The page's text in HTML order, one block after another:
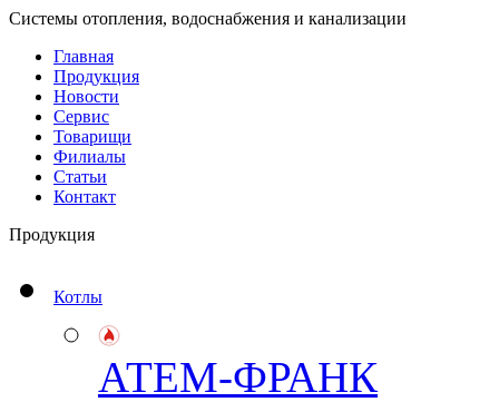
Системы отопления, водоснабжения и канализации
Главная
Продукция
Новости
Сервис
Товарищи
Филиалы
Статьи
Контакт
Продукция
Котлы
АТЕМ-ФРАНК